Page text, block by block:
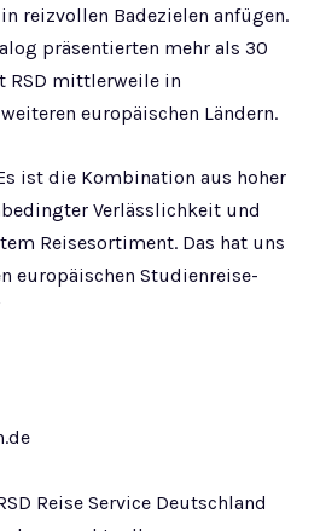
reizvollen Badezielen anfügen.
präsentierten mehr als 30
RSD mittlerweile in
europäischen Ländern.
ist die Kombination aus hoher
Verlässlichkeit und
Reisesortiment. Das hat uns
europäischen Studienreise-
Reise Service Deutschland